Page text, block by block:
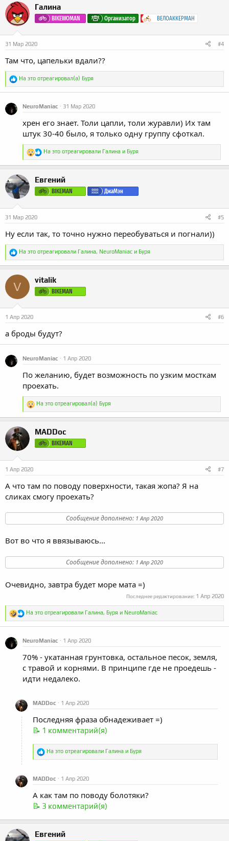
ц
и
Галина
BIKEWOMAN Организатор ВЕЛОАККЕРМАН
31 Мар 2020 #4
Там что, цапельки вдали??
Р
а
На это отреагировал(а) Буря
NeuroManiac 31 Мар 2020
хрен его знает. Толи цапли, толи журавли) Их там
штук 30-40 было, я только одну группу сфоткал.
Р
а
ц
и
и
На это отреагировали Галина и Буря
Евгений
BIKEMAN ДжаМэн
31 Мар 2020 #5
Ну если так, то точно нужно переобуваться и погнали))
Р
а
к
ц
и
и
:
На это отреагировали Галина, NeuroManiac и Буря
V vitalik
BIKEMAN
1 Апр 2020 #6
а броды будут?
NeuroManiac 1 Апр 2020
По желанию, будет возможность по узким мосткам
проехать.
Р
а
ц
и
На это отреагировал(а) Буря
MADDoc
BIKEMAN
1 Апр 2020 #7
А что там по поводу поверхности, такая жопа? Я на
сликах смогу проехать?
Сообщение дополнено: 1 Апр 2020
Вот во что я ввязываюсь...
Сообщение дополнено: 1 Апр 2020
Очевидно, завтра будет море мата =)
Последнее редактирование: 1 Апр 2020
Р
а
ц
и
:
На это отреагировали Галина, Буря и NeuroManiac
NeuroManiac 1 Апр 2020
70% - укатанная грунтовка, остальное песок, земля,
с травой и корнями. В принципе где не проедешь -
идти недалеко.
MADDoc 1 Апр 2020
Последняя фраза обнадеживает =)
📝 1 комментарий(я)
Р
ц
и
На это отреагировали Галина и Буря
MADDoc 1 Апр 2020
А как там по поводу болотяки?
📝 3 комментарий(я)
Евгений